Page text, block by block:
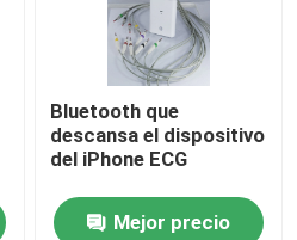
Bluetooth que
descansa el dispositivo
del iPhone ECG
Mejor precio